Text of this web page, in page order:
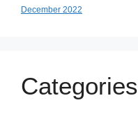
December 2022
Categories